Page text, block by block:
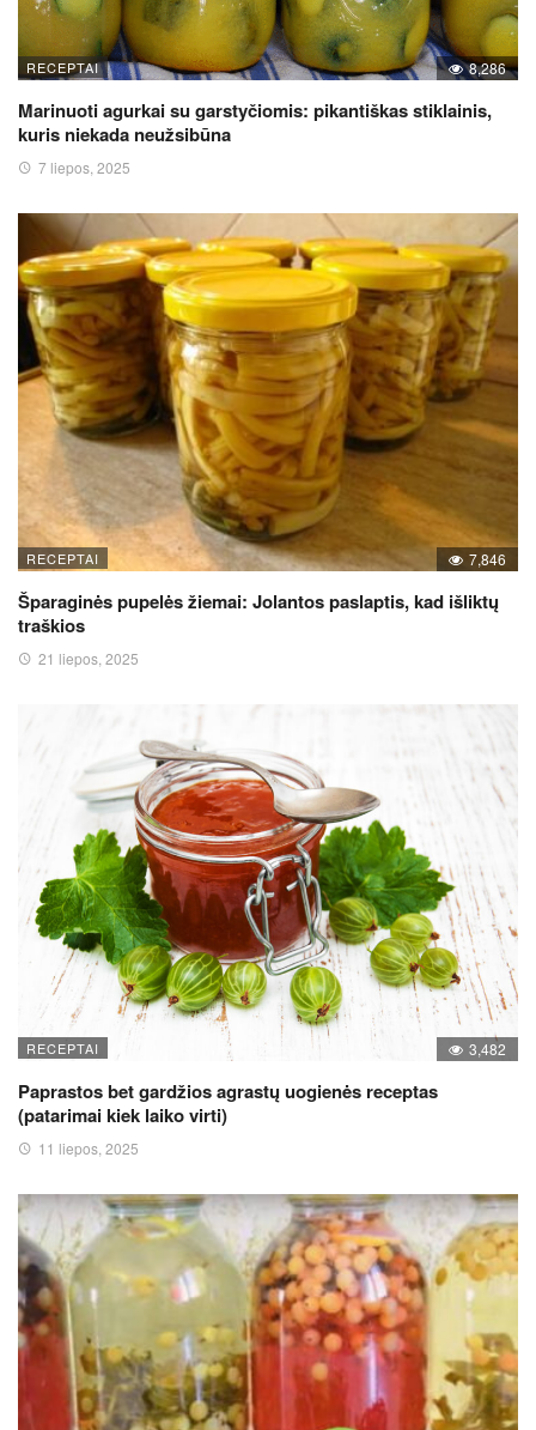
RECEPTAI 8,286
Marinuoti agurkai su garstyčiomis: pikantiškas stiklainis,
kuris niekada neužsibūna
7 liepos, 2025
RECEPTAI 7,846
Šparaginės pupelės žiemai: Jolantos paslaptis, kad išliktų
traškios
21 liepos, 2025
RECEPTAI 3,482
Paprastos bet gardžios agrastų uogienės receptas
(patarimai kiek laiko virti)
11 liepos, 2025